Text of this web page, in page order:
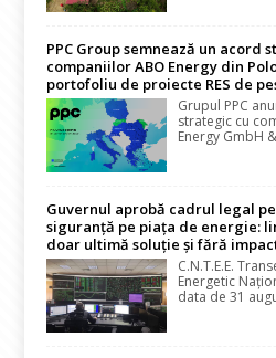
PPC Group semnează un
companiilor ABO Energy din
portofoliu de proiecte RES de
Grupul PPC
strategic cu
Energy GmbH
Guvernul aprobă cadrul legal
siguranță pe piața de energie:
doar ultimă soluție și fără
C.N.T.E.E.
Energetic
data de 31